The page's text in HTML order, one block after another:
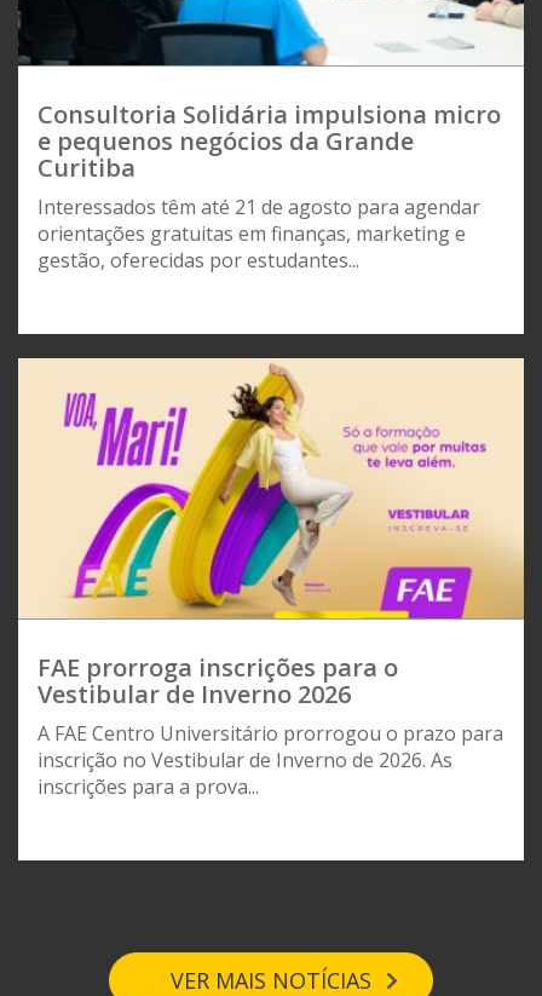
Consultoria Solidária impulsiona micro
e pequenos negócios da Grande
Curitiba
Interessados têm até 21 de agosto para agendar
orientações gratuitas em finanças, marketing e
gestão, oferecidas por estudantes...
FAE prorroga inscrições para o
Vestibular de Inverno 2026
A FAE Centro Universitário prorrogou o prazo para
inscrição no Vestibular de Inverno de 2026. As
inscrições para a prova...
VER MAIS NOTÍCIAS